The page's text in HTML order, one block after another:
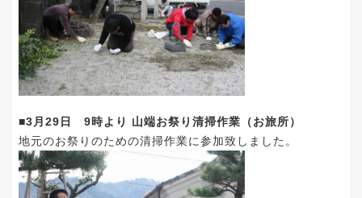
■3月29日 9時より 山端お祭り清掃作業（お旅所）
地元のお祭りのための清掃作業に参加致しました。